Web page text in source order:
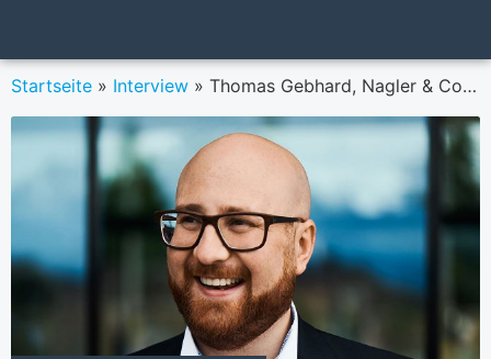
Startseite » Interview » Thomas Gebhard, Nagler & Company: „Kreativität und Innovation müssen mehr ins Rampenlicht.“